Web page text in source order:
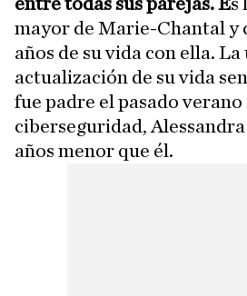
mayor de Marie-Chantal y
años de su vida con ella.
actualización de su vida
fue padre el pasado
ciberseguridad,
años menor que él.